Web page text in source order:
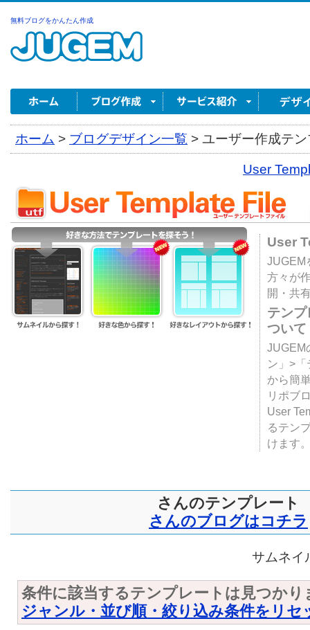
無料ブログをかんたん作成
ホーム > ブログデザイン一覧 > ユーザー作成テ
User
User
JUGEM
方々が
開・共
テン
ついて
JUGEM
ン」>
から簡
リポブ
User
るテン
けます
さんのテンプレート
さんのブログはコチラ
サムネイ
条件に該当するテンプレートは見つかり
ジャンル・並び順・絞り込み条件をリセ